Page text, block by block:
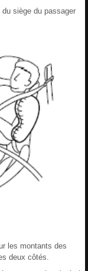
siège du passager
les montants des
deux côtés.